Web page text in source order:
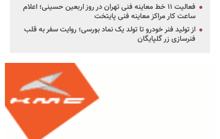
فعالیت ۱۱ خط معاینه فنی تهران در روز اربعین حسینی؛ اعلام
ساعت کار مراکز معاینه فنی پایتخت
از تولید فنر خودرو تا تولد یک نماد بورسی؛ روایت سفر به قلب
فنرسازی زر گلپایگان